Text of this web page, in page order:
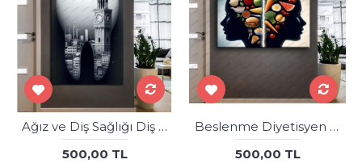
Ağız ve Diş Sağlığı Diş Tablosu Diş Hastanesi Dekorasyon İzmir Saat Kulesi dsc549
500,00 TL
Beslenme Diyetisyen Tablosu knsr80
500,00 TL